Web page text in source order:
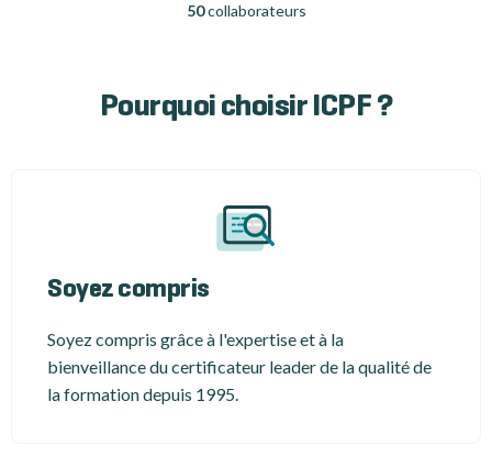
50collaborateurs
Pourquoi choisir ICPF ?
Soyez compris
Soyez compris grâce à l'expertise et à la
bienveillance du certificateur leader de la qualité de
la formation depuis 1995.